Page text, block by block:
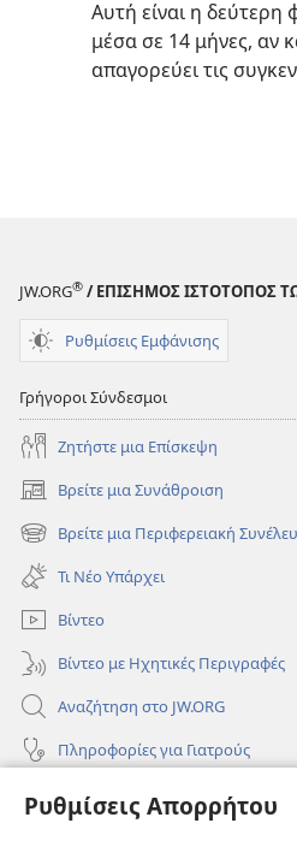
Ρυθμίσεις Απορρήτου
Αυτή είναι η δεύτερη
μέσα σε 14 μήνες, αν
απαγορεύει τις
JW.ORG® / ΕΠΙΣΗΜΟΣ ΙΣΤΟΤΟΠΟΣ
Ρυθμίσεις Εμφάνισης
Γρήγοροι Σύνδεσμοι
Ζητήστε μια Επίσκεψη
Βρείτε μια Συνάθροιση
(ανοίγει
νέο
παράθυρο)
Βρείτε μια Περιφερειακή
(ανοίγει
νέο
παράθυρο)
Τι Νέο Υπάρχει
Βίντεο
Βίντεο με Ηχητικές Περιγραφές
Αναζήτηση στο JW.ORG
Πληροφορίες για Γιατρούς
Πληροφορίες για Επίσημους